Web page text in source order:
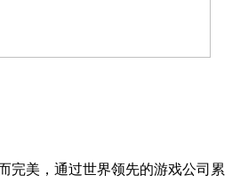
完美，通过世界领先的游戏公司累